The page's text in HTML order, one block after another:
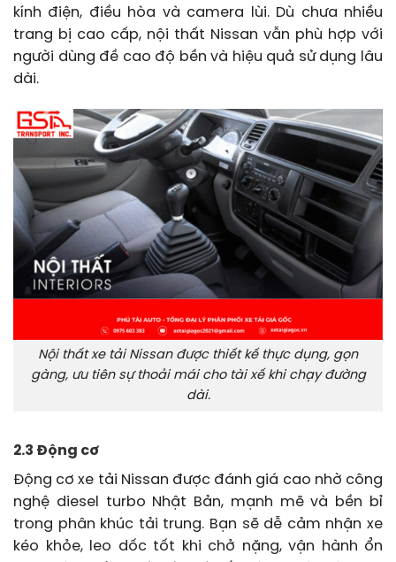
kính điện, điều hòa và camera lùi. Dù chưa nhiều
trang bị cao cấp, nội thất Nissan vẫn phù hợp với
người dùng đề cao độ bền và hiệu quả sử dụng lâu
dài.
Nội thất xe tải Nissan được thiết kế thực dụng, gọn
gàng, ưu tiên sự thoải mái cho tài xế khi chạy đường
dài.
2.3 Động cơ
Động cơ xe tải Nissan được đánh giá cao nhờ công
nghệ diesel turbo Nhật Bản, mạnh mẽ và bền bỉ
trong phân khúc tải trung. Bạn sẽ dễ cảm nhận xe
kéo khỏe, leo dốc tốt khi chở nặng, vận hành ổn